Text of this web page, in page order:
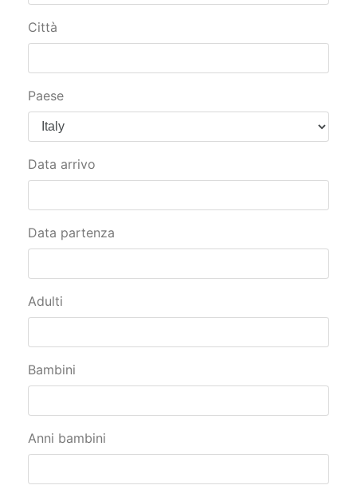
Città
Paese
Data arrivo
Data partenza
Adulti
Bambini
Anni bambini